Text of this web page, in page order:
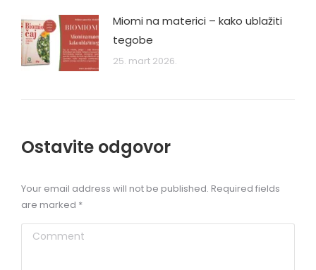
Miomi na materici – kako ublažiti
tegobe
25. mart 2026.
Ostavite odgovor
Your email address will not be published. Required fields
are marked *
Comment